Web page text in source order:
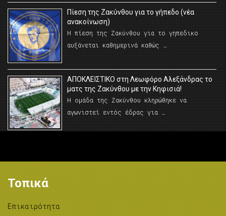
Πίεση της Ζακύνθου για το γήπεδο (νέα
ανακοίνωση)
Η πίεση της Ζακύνθου για το γηπεδικο
αυξάνεται καθημερινά καθώς …
AΠΟΚΛΕΙΣΤΙΚΟ στη Λεωφόρο Αλεξάνδρας το
ματς της Ζακύνθου με την Κηφισιά!
Η ομάδα της Ζακύνθου κληρώθηκε να
αγωνιστεί εντός έδρας για …
Τοπικά
Επικαιρότητα